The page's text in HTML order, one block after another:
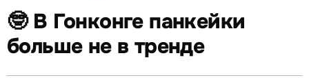
🤓 В Гонконге панкейки
больше не в тренде